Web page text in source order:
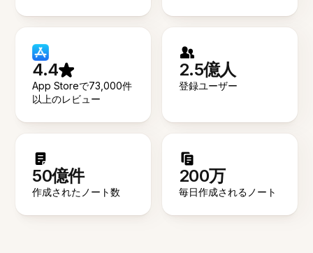
4.4
App Storeで73,000件
以上のレビュー
2.5億人
登録ユーザー
50億件
作成されたノート数
200万
毎日作成されるノート